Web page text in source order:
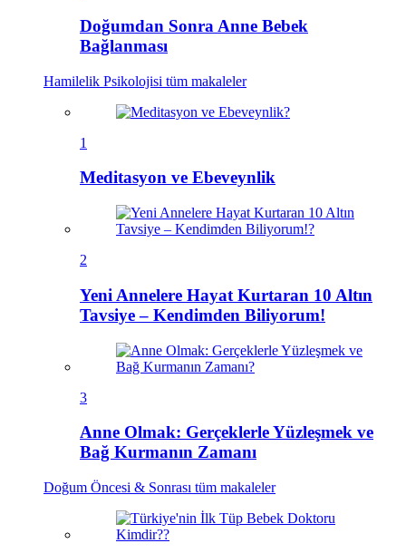
Doğumdan Sonra Anne Bebek
Bağlanması
Hamilelik Psikolojisi tüm makaleler
1
Meditasyon ve Ebeveynlik
2
Yeni Annelere Hayat Kurtaran 10 Altın
Tavsiye – Kendimden Biliyorum!
3
Anne Olmak: Gerçeklerle Yüzleşmek ve
Bağ Kurmanın Zamanı
Doğum Öncesi & Sonrası tüm makaleler